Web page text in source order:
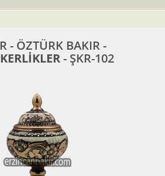
- ÖZTÜRK BAKIR -
- ŞKR-102